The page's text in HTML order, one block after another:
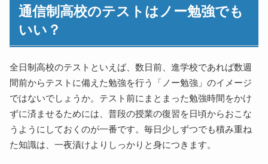
通信制高校のテストはノー勉強でも
いい？
全日制高校のテストといえば、数日前、進学校であれば数週
間前からテストに備えた勉強を行う「ノー勉強」のイメージ
ではないでしょうか。テスト前にまとまった勉強時間をかけ
ずに済ませるためには、普段の授業の復習を日頃からおこな
うようにしておくのが一番です。毎日少しずつでも積み重ね
た知識は、一夜漬けよりしっかりと身につきます。